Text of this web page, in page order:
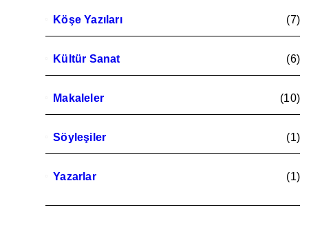
Köşe Yazıları (7)
Kültür Sanat (6)
Makaleler (10)
Söyleşiler (1)
Yazarlar (1)